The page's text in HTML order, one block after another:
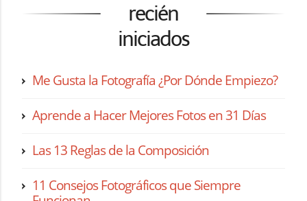
recién
iniciados
Me Gusta la Fotografía ¿Por Dónde Empiezo?
Aprende a Hacer Mejores Fotos en 31 Días
Las 13 Reglas de la Composición
11 Consejos Fotográficos que Siempre